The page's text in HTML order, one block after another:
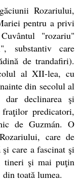
Rozariului,
pentru a privi
"rozariu"
substantiv care
de trandafiri).
al XII-lea, cu
din secolul al
declinarea şi
fraţilor predicatori,
de Guzmán. O
care de
şi care a fascinat şi
tineri şi mai puţin
toată lumea.